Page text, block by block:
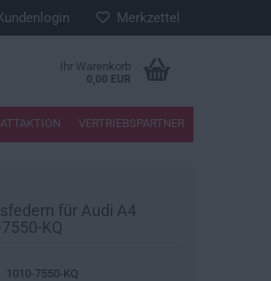
Merkzettel
Ihr Warenkorb
0,00 EUR
VERTRIEBSPARTNER
für Audi A4
KQ
1010-7550-KQ